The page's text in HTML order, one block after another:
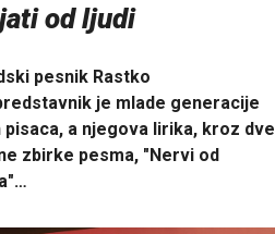
od ljudi
pesnik Rastko
je mlade generacije
pisaca, a njegova lirika, kroz dve
zbirke pesma, "Nervi od